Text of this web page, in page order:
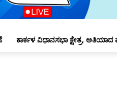
ಕಾರ್ಕಳ ವಿಧಾನಸಭಾ ಕ್ಷೇತ್ರ,